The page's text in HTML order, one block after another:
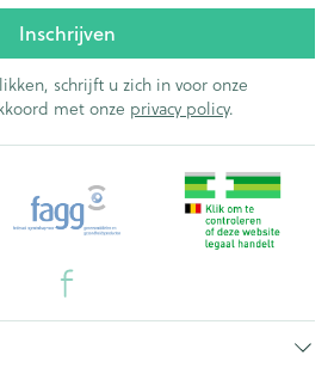
Inschrijven
schrijft u zich in voor onze
met onze privacy policy.